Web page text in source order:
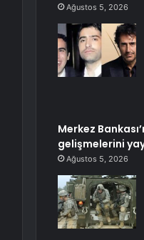
Ağustos 5, 2026
Merkez
gelişmelerini
Ağustos 5, 2026